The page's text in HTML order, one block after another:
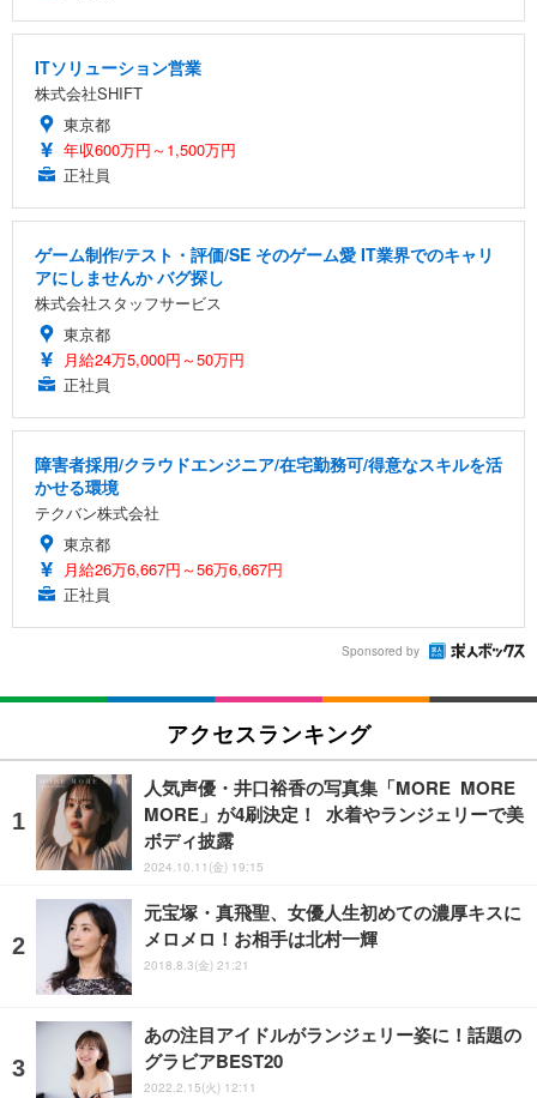
ITソリューション営業
株式会社SHIFT
東京都
年収600万円～1,500万円
正社員
ゲーム制作/テスト・評価/SE そのゲーム愛 IT業界でのキャリ
アにしませんか バグ探し
株式会社スタッフサービス
東京都
月給24万5,000円～50万円
正社員
障害者採用/クラウドエンジニア/在宅勤務可/得意なスキルを活
かせる環境
テクバン株式会社
東京都
月給26万6,667円～56万6,667円
正社員
Sponsored by
アクセスランキング
人気声優・井口裕香の写真集「MORE MORE
MORE」が4刷決定！ 水着やランジェリーで美
ボディ披露
2024.10.11(金) 19:15
元宝塚・真飛聖、女優人生初めての濃厚キスに
メロメロ！お相手は北村一輝
2018.8.3(金) 21:21
あの注目アイドルがランジェリー姿に！話題の
グラビアBEST20
2022.2.15(火) 12:11